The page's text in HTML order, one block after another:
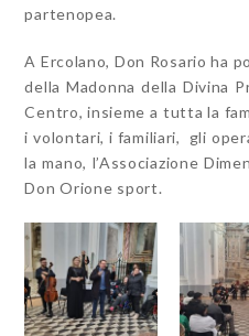
partenopea.
A Ercolano, Don Rosario ha
della Madonna della Divina
Centro, insieme a tutta la
i volontari, i familiari, gli
la mano, l’Associazione
Don Orione sport.